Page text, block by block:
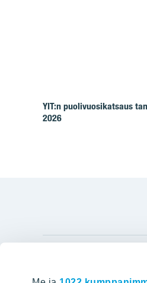
YIT:n puolivuosikatsaus
2026